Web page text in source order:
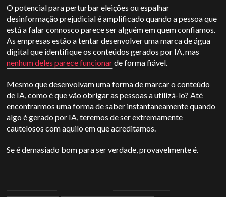
O potencial para perturbar eleições ou espalhar
desinformação prejudicial é amplificado quando a pessoa que
está a falar connosco parece ser alguém em quem confiamos.
As empresas estão a tentar desenvolver uma marca de água
digital que identifique os conteúdos gerados por IA, mas
nenhum deles parece funcionarde forma fiável.
Mesmo que desenvolvam uma forma de marcar o conteúdo
de IA, como é que vão obrigar as pessoas a utilizá-lo? Até
encontrarmos uma forma de saber instantaneamente quando
algo é gerado por IA, teremos de ser extremamente
cautelosos com aquilo em que acreditamos.
Se é demasiado bom para ser verdade, provavelmente é.